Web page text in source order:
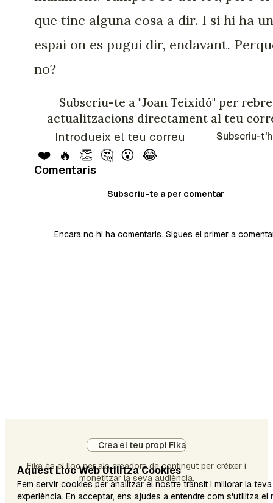
que tinc alguna cosa a dir. I si hi ha un
espai on es pugui dir, endavant.
no?
Subscriu-te a "Joan Teixidó" per rebre
actualitzacions directament al teu
Subscriu-
❤️ 🔥 👏 🤔 😮 😂
Comentaris
Subscriu-te a per comentar
Encara no hi ha comentaris. Sigues el primer a
Crea el teu propi Fika
Fika és el lloc per als creadors de contingut per créixer i
monetitzar la seva audiència.
Aquest Lloc Web Utilitza Cookies
Fem servir cookies per analitzar el nostre trànsit i millorar la teva
experiència. En acceptar, ens ajudes a entendre com s'utilitza el